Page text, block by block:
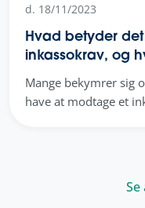
d. 18/11/2023
Hvad betyder
inkassokrav, og
Mange bekymrer sig
have at modtage et